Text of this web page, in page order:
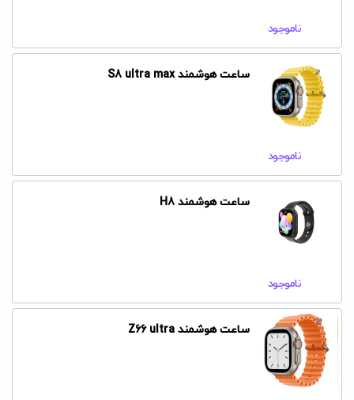
ناموجود
ساعت هوشمند S8 ultra max
ناموجود
ساعت هوشمند H8
ناموجود
ساعت هوشمند Z66 ultra